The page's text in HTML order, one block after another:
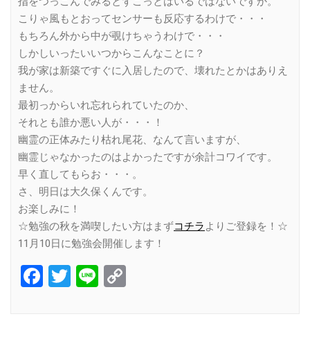
こりゃ風もとおってセンサーも反応するわけで・・・
もちろん外から中が覗けちゃうわけで・・・
しかしいったいいつからこんなことに？
我が家は新築ですぐに入居したので、壊れたとかはありえ
ません。
最初っからいれ忘れられていたのか、
それとも誰か悪い人が・・・！
幽霊の正体みたり枯れ尾花、なんて言いますが、
幽霊じゃなかったのはよかったですが余計コワイです。
早く直してもらお・・・。
さ、明日は大久保くんです。
お楽しみに！
☆勉強の秋を満喫したい方はまずコチラ よりご登録を！☆
11月10日に勉強会開催します！
Facebook
Twitter
Line